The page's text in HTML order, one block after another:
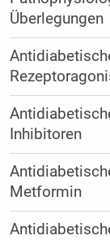
Überlegungen
Inhibitoren
Metformin